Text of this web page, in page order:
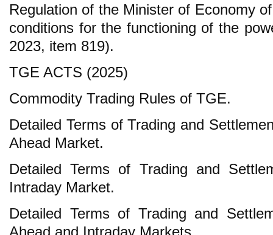
Regulation of the Minister of Economy
conditions for the functioning of the
2023, item 819).
TGE ACTS (2025)
Commodity Trading Rules of TGE.
Detailed Terms of Trading and
Ahead Market.
Detailed Terms of Trading and
Intraday Market.
Detailed Terms of Trading and
Ahead and Intraday Markets.